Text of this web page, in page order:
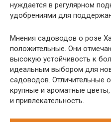
нуждается в регулярном
удобрениями для
Мнения садоводов о розе
положительные. Они
высокую устойчивость к
идеальным выбором для
садоводов. Отличительные
крупные и ароматные
и привлекательность.